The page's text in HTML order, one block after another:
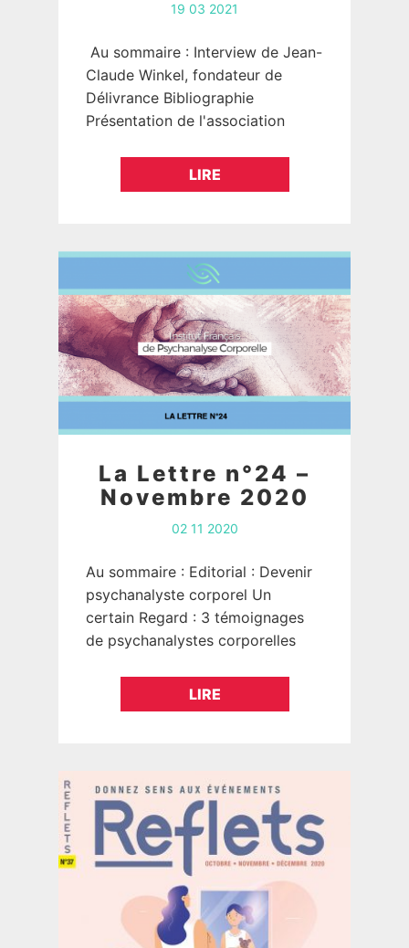
19 03 2021
Au sommaire : Interview de Jean-
Claude Winkel, fondateur de
Délivrance Bibliographie
Présentation de l'association
SEXUELS Réponse de la
psychanalyse corporelle Dans un
LIRE
La Lettre n°24 –
Novembre 2020
02 11 2020
Au sommaire : Editorial : Devenir
psychanalyste corporel Un
certain Regard : 3 témoignages
de psychanalystes corporelles
La formation ? Réapprendre à
déguster la vie comme…
LIRE